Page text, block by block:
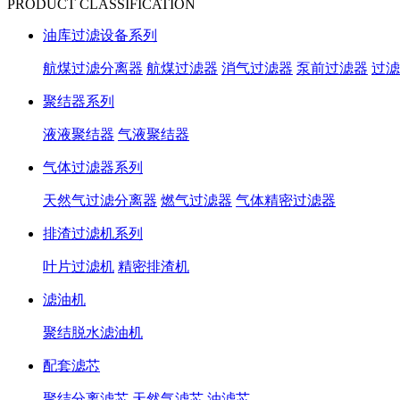
PRODUCT CLASSIFICATION
油库过滤设备系列
航煤过滤分离器 航煤过滤器 消气过滤器 泵前过滤器 过
聚结器系列
液液聚结器 气液聚结器
气体过滤器系列
天然气过滤分离器 燃气过滤器 气体精密过滤器
排渣过滤机系列
叶片过滤机 精密排渣机
滤油机
聚结脱水滤油机
配套滤芯